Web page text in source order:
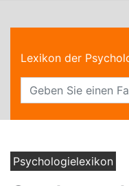
Lexikon der
Psychologielexikon